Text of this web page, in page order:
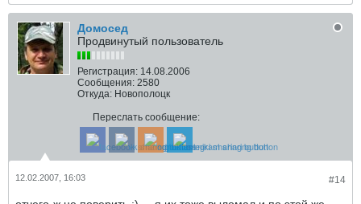
Домосед
Продвинутый пользователь
Регистрация: 14.08.2006
Сообщения: 2580
Откуда: Новополоцк
Переслать сообщение:
#14
12.02.2007, 16:03